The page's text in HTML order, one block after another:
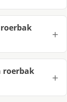
roerbak